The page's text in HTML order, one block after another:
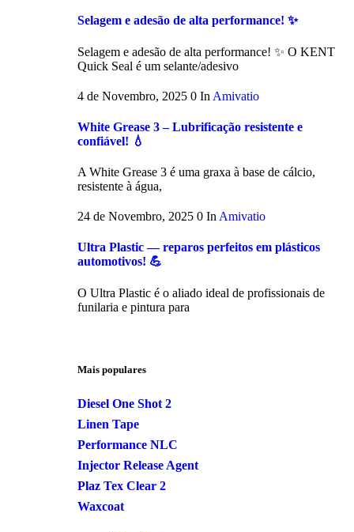
Selagem e adesão de alta performance! ✨
Selagem e adesão de alta performance! ✨ O KENT
Quick Seal é um selante/adesivo
4 de Novembro, 2025 0 In Amivatio
White Grease 3 – Lubrificação resistente e
confiável! 💧
A White Grease 3 é uma graxa à base de cálcio,
resistente à água,
24 de Novembro, 2025 0 In Amivatio
Ultra Plastic — reparos perfeitos em plásticos
automotivos! 💪
O Ultra Plastic é o aliado ideal de profissionais de
funilaria e pintura para
Mais populares
Diesel One Shot 2
Linen Tape
Performance NLC
Injector Release Agent
Plaz Tex Clear 2
Waxcoat